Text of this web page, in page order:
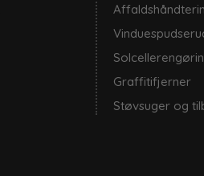
Graffitifjerner
Støvsuger og